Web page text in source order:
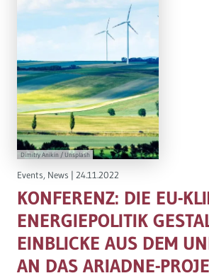
Dimitry Anikin / Unsplash
Events, News | 24.11.2022
KONFERENZ: DIE EU-
ENERGIEPOLITIK
EINBLICKE AUS DEM
AN DAS ARIADNE-